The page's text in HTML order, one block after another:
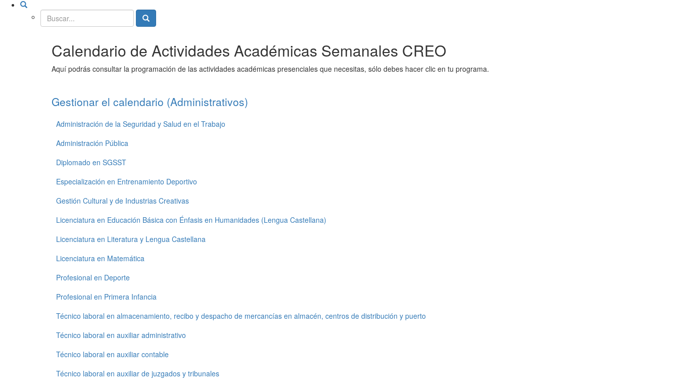
generalBuscador
general
Calendario de Actividades Académicas Semanales CREO
Aquí podrás consultar la programación de las actividades académicas presenciales que necesitas, sólo debes hacer clic en tu programa.
Gestionar el calendario (Administrativos)
Administración de la Seguridad y Salud en el Trabajo
Administración Pública
Diplomado en SGSST
Especialización en Entrenamiento Deportivo
Gestión Cultural y de Industrias Creativas
Licenciatura en Educación Básica con Énfasis en Humanidades (Lengua Castellana)
Licenciatura en Literatura y Lengua Castellana
Licenciatura en Matemática
Profesional en Deporte
Profesional en Primera Infancia
Técnico laboral en almacenamiento, recibo y despacho de mercancías en almacén, centros de distribución y puerto
Técnico laboral en auxiliar administrativo
Técnico laboral en auxiliar contable
Técnico laboral en auxiliar de juzgados y tribunales